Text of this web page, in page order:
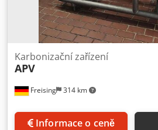
Freising 314 km
Karbonizační zařízení
APV
Informace o ceně